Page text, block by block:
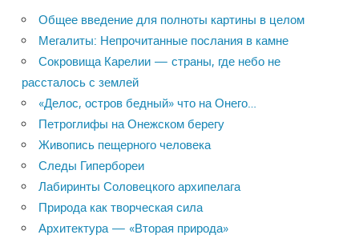
Общее введение для полноты картины в целом
Мегалиты: Непрочитанные послания в камне
Сокровища Карелии — страны, где небо не
рассталось с землей
«Делос, остров бедный» что на Онего…
Петроглифы на Онежском берегу
Живопись пещерного человека
Следы Гипербореи
Лабиринты Соловецкого архипелага
Природа как творческая сила
Архитектура — «Вторая природа»